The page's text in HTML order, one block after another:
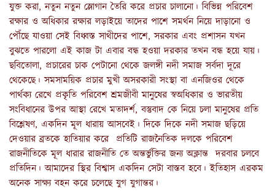
যুক্ত করা, নতুন নতুন স্লোগান তৈরি করে প্রচার চালানো। বিভিন্ন পরিবেশ
রক্ষার ও অধিকার রক্ষার লড়াইয়ে তাদের পাশে সমর্থন নিয়ে দাড়ানো ও
পৌঁছে যাওয়া সেই বিধ্বস্ত সাথীদের পাশে, সরকার এবং প্রশাসন যখন
বুঝতে পারলো এই কাজ টা এবার বন্ধ হওয়া দরকার তখন বন্ধ হয়ে যায়।
ছবিতোলা, প্রচারের চাক পেটানো থেকে জলঙ্গী নদী সমাজ সর্বদা দূরে
থেকেছে। সমসাময়িক প্রচার মুখী অসরকারী সংস্থা বা এনজিওর থেকে
পার্থক্য রেখে প্রকৃতি পরিবেশ শ্রমজীবী মানুষের স্বঅধিকার ও ভারতীয়
সংবিধানের উপর আস্থা রেখে মতাদর্শ, বস্তুবাদ কে নিয়ে চলা মানুষের প্রতি
বিশ্লেষণ, একদিন মূল ধারায় আসবেই। দিকে দিকে নদী সমাজ ছড়িয়ে
দেওয়ার ব্রতকে হাতিয়ার করে প্রতিটি রাজনৈতিক দলকে পরিবেশ
রাজনীতিকে মূল ধারার রাজনীতি তে অন্তর্ভুক্তির জন্য অক্লান্ত দরবার চলবে
প্রতিদিন। আমাদের স্থির বিশ্বাস একদিন সেটা বাস্তব হবে। ইতিহাস এরকম
অনেক সাক্ষ্য বহন করে চলেছে যুগ যুগান্তর।